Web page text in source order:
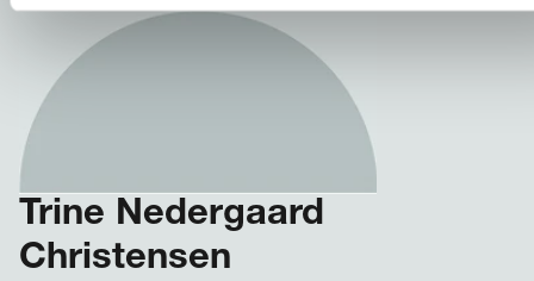
Trine Nedergaard
Christensen